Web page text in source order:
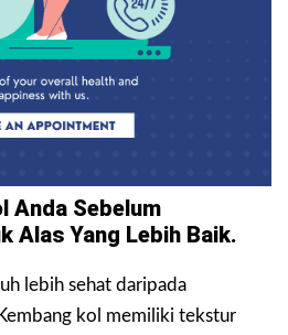
Anda Sebelum
Alas Yang Lebih Baik.
lebih sehat daripada
kol memiliki tekstur